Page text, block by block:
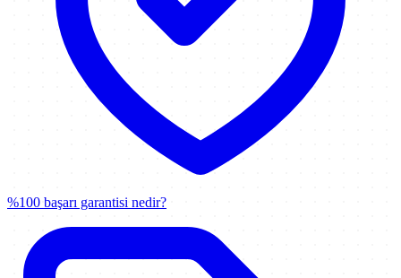
%100 başarı garantisi nedir?